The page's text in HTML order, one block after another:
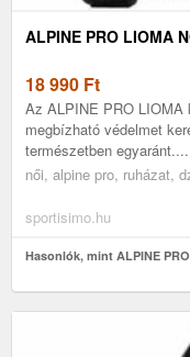
ALPINE PRO LIOMA
18 990 Ft
Az ALPINE PRO
megbízható védelmet
természetben egyaránt....
női, alpine pro, ruházat,
sportisimo.hu
Hasonlók, mint ALPINE